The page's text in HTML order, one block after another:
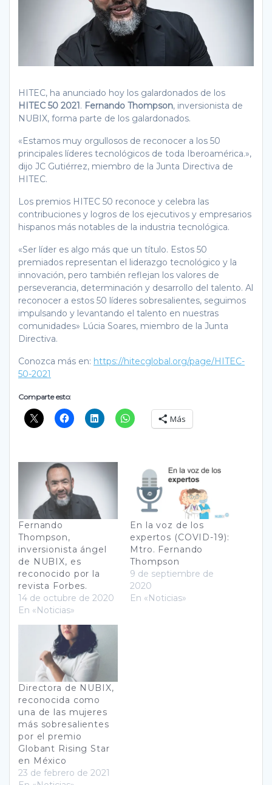
HITEC, ha anunciado hoy los galardonados de los
HITEC 50 2021. Fernando Thompson, inversionista de
NUBIX, forma parte de los galardonados.
«Estamos muy orgullosos de reconocer a los 50
principales líderes tecnológicos de toda Iberoamérica.»,
dijo JC Gutiérrez, miembro de la Junta Directiva de
HITEC.
Los premios HITEC 50 reconoce y celebra las
contribuciones y logros de los ejecutivos y empresarios
hispanos más notables de la industria tecnológica.
«Ser líder es algo más que un título. Estos 50
premiados representan el liderazgo tecnológico y la
innovación, pero también reflejan los valores de
perseverancia, determinación y desarrollo del talento. Al
reconocer a estos 50 líderes sobresalientes, seguimos
impulsando y levantando el talento en nuestras
comunidades» Lúcia Soares, miembro de la Junta
Directiva.
Conozca más en: https://hitecglobal.org/page/HITEC-
50-2021
Comparte esto:
Más
Fernando
Thompson,
inversionista ángel
de NUBIX, es
reconocido por la
revista Forbes.
14 de octubre de 2020
En «Noticias»
En la voz de los
expertos (COVID-19):
Mtro. Fernando
Thompson
9 de septiembre de
2020
En «Noticias»
Directora de NUBIX,
reconocida como
una de las mujeres
más sobresalientes
por el premio
Globant Rising Star
en México
23 de febrero de 2021